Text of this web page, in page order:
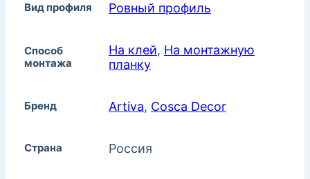
Вид профиля Ровный профиль
Способ
монтажа
На клей, На монтажную
планку
Бренд Artiva, Cosca Decor
Страна Россия